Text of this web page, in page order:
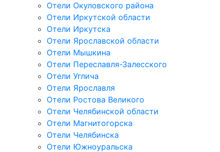
Отели Окуловского района
Отели Иркутской области
Отели Иркутска
Отели Ярославской области
Отели Мышкина
Отели Переславля-Залесского
Отели Углича
Отели Ярославля
Отели Ростова Великого
Отели Челябинской области
Отели Магнитогорска
Отели Челябинска
Отели Южноуральска